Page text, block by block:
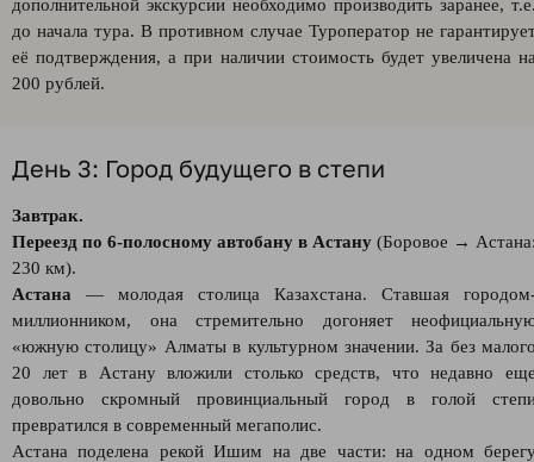
дополнительной экскурсии необходимо производить заранее,
до начала тура. В противном случае Туроператор не
её подтверждения, а при наличии стоимость будет увеличена
200 рублей.
День 3: Город будущего в степи
Завтрак.
Переезд по 6-полосному автобану в Астану (Боровое →
230 км).
Астана — молодая столица Казахстана. Ставшая
миллионником, она стремительно догоняет
«южную столицу» Алматы в культурном значении. За без
20 лет в Астану вложили столько средств, что недавно
довольно скромный провинциальный город в голой
превратился в современный мегаполис.
Астана поделена рекой Ишим на две части: на одном